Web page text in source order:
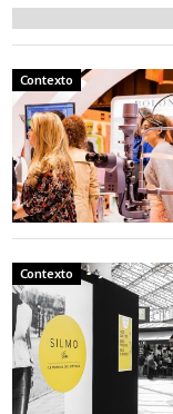
Contexto
Contexto